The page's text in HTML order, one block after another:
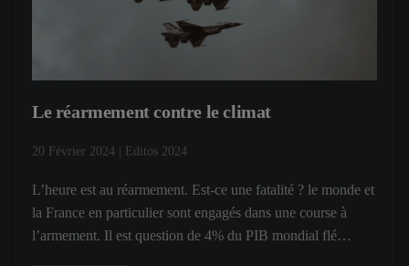
Le réarmement contre le climat
20 Février 2024 Editos 2024
L’heure est au réarmement. Est-ce une fatalité ? le monde et
la France en particulier sont engagés dans une course à
l’armement. Il est question de 4% du PIB mondial flé…